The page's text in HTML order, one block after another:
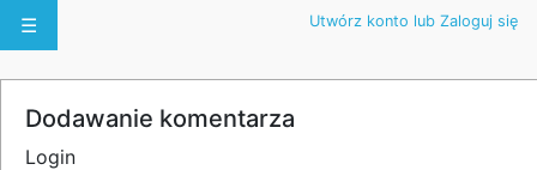
☰ Utwórz konto lub Zaloguj się
Dodawanie komentarza
Login